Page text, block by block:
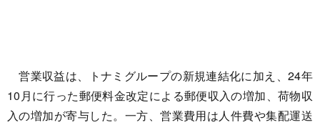
営業収益は、トナミグループの新規連結化に加え、24年
10月に行った郵便料金改定による郵便収入の増加、荷物収
入の増加が寄与した。一方、営業費用は人件費や集配運送